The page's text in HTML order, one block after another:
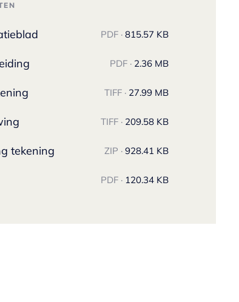
PDF · 815.57 KB
PDF · 2.36 MB
TIFF · 27.99 MB
TIFF · 209.58 KB
tekening ZIP · 928.41 KB
PDF · 120.34 KB